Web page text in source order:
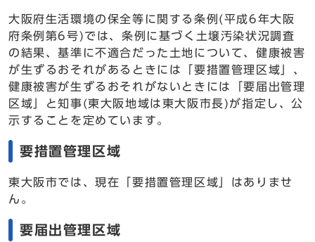
大阪府生活環境の保全等に関する条例(平成6年大阪
府条例第6号)では、条例に基づく土壌汚染状況調査
の結果、基準に不適合だった土地について、健康被害
が生ずるおそれがあるときには「要措置管理区域」、
健康被害が生ずるおそれがないときには「要届出管理
区域」と知事(東大阪地域は東大阪市長)が指定し、公
示することを定めています。
要措置管理区域
東大阪市では、現在「要措置管理区域」はありませ
ん。
要届出管理区域